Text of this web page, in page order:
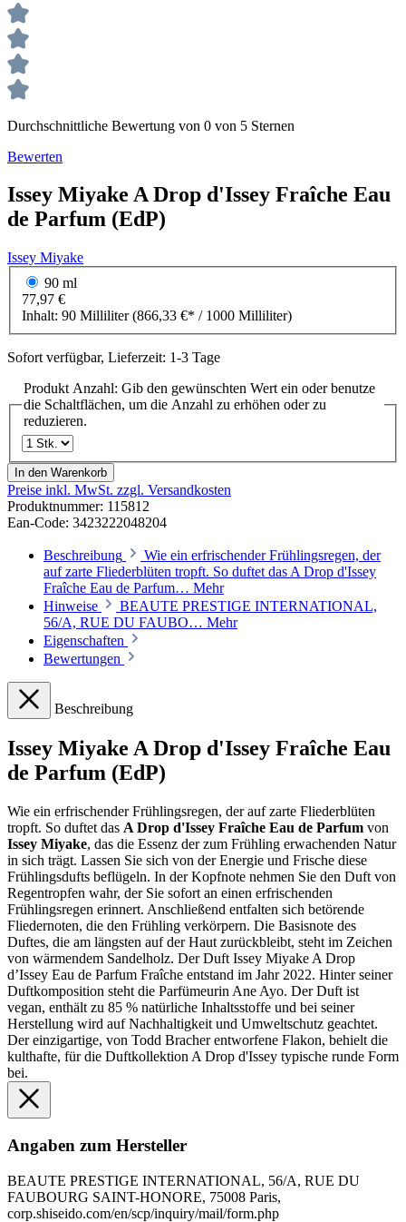
Durchschnittliche Bewertung von 0 von 5 Sternen
Bewerten
Issey Miyake A Drop d'Issey Fraîche Eau
de Parfum (EdP)
Issey Miyake
90 ml
77,97 €
Inhalt: 90 Milliliter(866,33 €* / 1000 Milliliter)
Sofort verfügbar, Lieferzeit: 1-3 Tage
Produkt Anzahl: Gib den gewünschten Wert ein oder benutze
die Schaltflächen, um die Anzahl zu erhöhen oder zu
reduzieren.
In den Warenkorb
Preise inkl. MwSt. zzgl. Versandkosten
Produktnummer: 115812
Ean-Code: 3423222048204
Beschreibung
Wie ein erfrischender Frühlingsregen, der
auf zarte Fliederblüten tropft. So duftet das A Drop d'Issey
Fraîche Eau de Parfum… Mehr
Hinweise
BEAUTE PRESTIGE INTERNATIONAL,
56/A, RUE DU FAUBO… Mehr
Eigenschaften
Bewertungen
Beschreibung
Issey Miyake A Drop d'Issey Fraîche Eau
de Parfum (EdP)
Wie ein erfrischender Frühlingsregen, der auf zarte Fliederblüten
tropft. So duftet das A Drop d'Issey Fraîche Eau de Parfum von
Issey Miyake, das die Essenz der zum Frühling erwachenden Natur
in sich trägt. Lassen Sie sich von der Energie und Frische diese
Frühlingsdufts beflügeln. In der Kopfnote nehmen Sie den Duft von
Regentropfen wahr, der Sie sofort an einen erfrischenden
Frühlingsregen erinnert. Anschließend entfalten sich betörende
Fliedernoten, die den Frühling verkörpern. Die Basisnote des
Duftes, die am längsten auf der Haut zurückbleibt, steht im Zeichen
von wärmendem Sandelholz. Der Duft Issey Miyake A Drop
d’Issey Eau de Parfum Fraîche entstand im Jahr 2022. Hinter seiner
Duftkomposition steht die Parfümeurin Ane Ayo. Der Duft ist
vegan, enthält zu 85 % natürliche Inhaltsstoffe und bei seiner
Herstellung wird auf Nachhaltigkeit und Umweltschutz geachtet.
Der einzigartige, von Todd Bracher entworfene Flakon, behielt die
kulthafte, für die Duftkollektion A Drop d'Issey typische runde Form
bei.
Angaben zum Hersteller
BEAUTE PRESTIGE INTERNATIONAL, 56/A, RUE DU
FAUBOURG SAINT-HONORE, 75008 Paris,
corp.shiseido.com/en/scp/inquiry/mail/form.php